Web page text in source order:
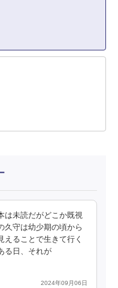
は未読だがどこか既視
久守は幼少期の頃から
えることで生きて行く
る日、それが
2024年09月06日